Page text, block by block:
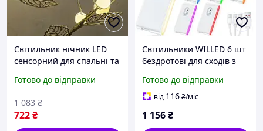
Світильник нічник LED
сенсорний для спальні та
освітленням і USB
Готово до відправки
722₴
1 083 ₴
Світильники WILLED 6 шт
бездротові для сходів з
тепле біле світло
Готово до відправки
від 116₴/міс
1 156₴